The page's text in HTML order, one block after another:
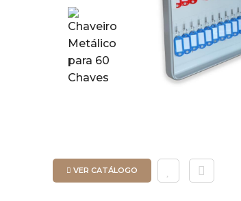
VER CATÁLOGO